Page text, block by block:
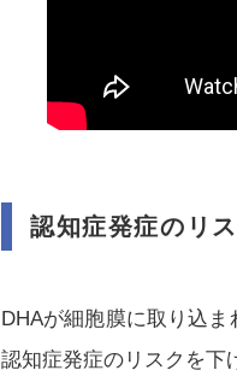
認知症発症のリ
DHAが細胞膜に取り込ま
認知症発症のリスクを下